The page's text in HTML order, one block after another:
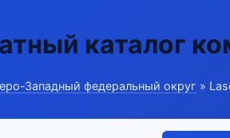
каталог
Западный федеральный округ »